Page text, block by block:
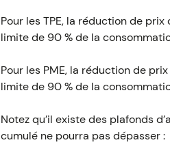
Pour les TPE, la réduction de
limite de 90 % de la
Pour les PME, la réduction de
limite de 90 % de la
Notez qu’il existe des plafonds
cumulé ne pourra pas dépasser :